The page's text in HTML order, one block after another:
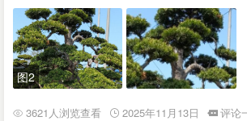
图2
3621人浏览查看 2025年11月13日
评论